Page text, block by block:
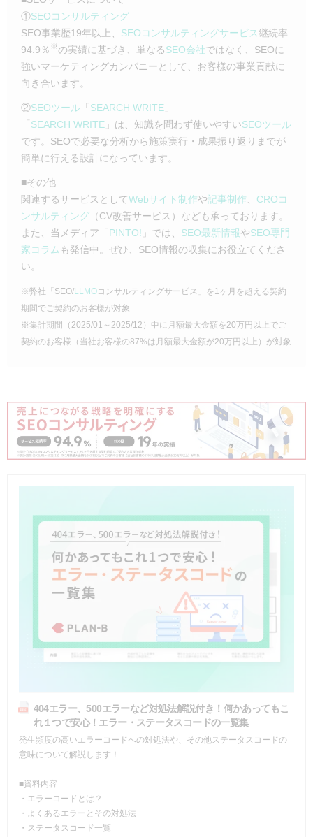
①SEOコンサルティング
SEO事業歴19年以上、 SEOコンサルティングサービス継続率
94.9％ ※の実績に基づき、単なるSEO会社ではなく、SEOに
強いマーケティングカンパニーとして、お客様の事業貢献に
向き合います。
②SEOツール「 SEARCH WRITE」
「 SEARCH WRITE」は、知識を問わず使いやすいSEOツール
です。SEOで必要な分析から施策実行・成果振り返りまでが
簡単に行える設計になっています。
■その他
関連するサービスとしてWebサイト制作や記事制作
CROコ
ンサルティング（CV改善サービス）なども承っております。
また、当メディア「 PINTO! 」では、 SEO最新情報やSEO専門
家コラム も発信中。ぜひ、SEO情報の収集にお役立てくださ
い。
※弊社「SEO/LLMOコンサルティングサービス」を1ヶ月を超える契約
期間でご契約のお客様が対象
※集計期間（2025/01～2025/12）中に月額最大金額を20万円以上でご
契約のお客様（当社お客様の87%は月額最大金額が20万円以上）が対象
404エラー、500エラーなど対処法解説付き！何かあってもこ
れ１つで安心！エラー・ステータスコードの一覧集
発生頻度の高いエラーコードへの対処法や、その他ステータスコードの
意味について解説します！
■資料内容
・エラーコードとは？
・よくあるエラーとその対処法
・ステータスコード一覧